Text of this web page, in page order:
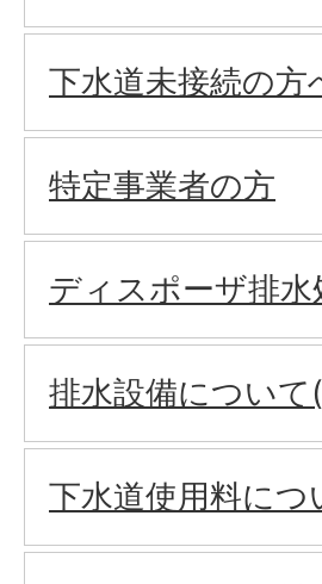
下水道未接続の方
特定事業者の方
ディスポーザ排
排水設備について
下水道使用料につ